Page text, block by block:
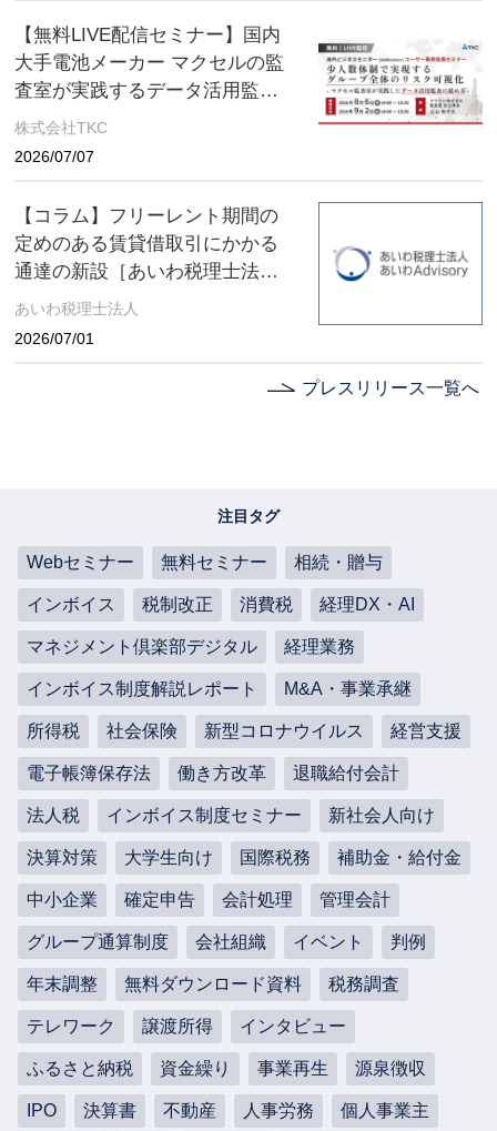
【無料LIVE配信セミナー】国内
大手電池メーカー マクセルの監
査室が実践するデータ活用監査
とは ～８月６日(木)、９月２日
株式会社TKC
2026/07/07
【コラム】フリーレント期間の
定めのある賃貸借取引にかかる
通達の新設［あいわ税理士法人
コラム］
あいわ税理士法人
2026/07/01
プレスリリース一覧へ
注目タグ
Webセミナー 無料セミナー 相続・贈与
インボイス 税制改正 消費税 経理DX・AI
マネジメント倶楽部デジタル 経理業務
インボイス制度解説レポート M&A・事業承継
所得税 社会保険 新型コロナウイルス 経営支援
電子帳簿保存法 働き方改革 退職給付会計
法人税 インボイス制度セミナー 新社会人向け
決算対策 大学生向け 国際税務 補助金・給付金
中小企業 確定申告 会計処理 管理会計
グループ通算制度 会社組織 イベント 判例
年末調整 無料ダウンロード資料 税務調査
テレワーク 譲渡所得 インタビュー
ふるさと納税 資金繰り 事業再生 源泉徴収
IPO 決算書 不動産 人事労務 個人事業主